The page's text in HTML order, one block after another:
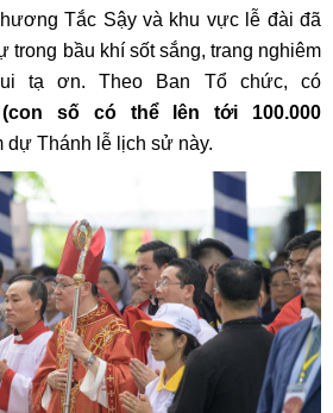
Tắc Sậy và khu vực lễ đài đã
trong bầu khí sốt sắng, trang nghiêm
tạ ơn. Theo Ban Tổ chức, có
số có thể lên tới 100.000
dự Thánh lễ lịch sử này.